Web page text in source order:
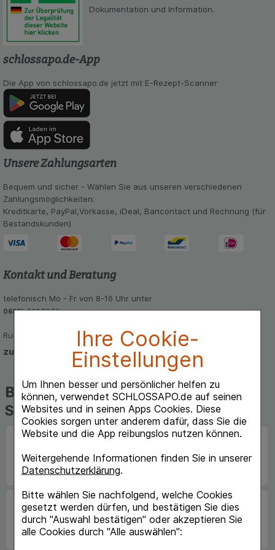
Ihre Cookie-
Einstellungen
Um Ihnen besser und persönlicher helfen zu
können, verwendet SCHLOSSAPO.de auf seinen
Websites und in seinen Apps Cookies. Diese
Cookies sorgen unter anderem dafür, dass Sie die
Website und die App reibungslos nutzen können.
Weitergehende Informationen finden Sie in unserer
Datenschutzerklärung.
Bitte wählen Sie nachfolgend, welche Cookies
gesetzt werden dürfen, und bestätigen Sie dies
durch "Auswahl bestätigen" oder akzeptieren Sie
alle Cookies durch "Alle auswählen":
Dokumentation und Information.
schlossapo.de-App
Die App von schlossapo.de jetzt mit E-Rezept-Scanner
Unsere Zahlungsarten
Bequem und sicher - Wählen Sie aus unseren verschiedenen
Zahlungsmöglichkeiten:
Kreditkarte, PayPal,Vorkasse, iDeal, Bancontact und Rechnung (für
Bestandskunden)
Kontakt und Beratung
telefonisch Mo - Fr von 8-16 Uhr unter
06851-939 56 56
Rund um die Uhr per E-Mail
zum Kontaktformular
Beliebte Marken auf
Schlossapo.de